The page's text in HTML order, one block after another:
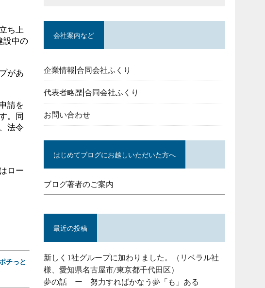
ち上
設中の
があ
請を
。同
法令
ロー
チっと
会社案内など
企業情報|合同会社ふくり
代表者略歴|合同会社ふくり
お問い合わせ
はじめてブログにお越しいただいた方へ
ブログ著者のご案内
最近の投稿
新しく1社グループに加わりました。（リベラル社
様、愛知県名古屋市/東京都千代田区）
夢の話 ー 努力すればかなう夢「も」ある